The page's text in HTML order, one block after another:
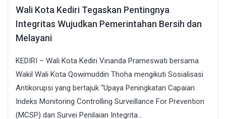
Wali Kota Kediri Tegaskan Pentingnya
Integritas Wujudkan Pemerintahan Bersih dan
Melayani
KEDIRI – Wali Kota Kediri Vinanda Prameswati bersama
Wakil Wali Kota Qowimuddin Thoha mengikuti Sosialisasi
Antikorupsi yang bertajuk “Upaya Peningkatan Capaian
Indeks Monitoring Controlling Surveillance For Prevention
(MCSP) dan Survei Penilaian Integrita...